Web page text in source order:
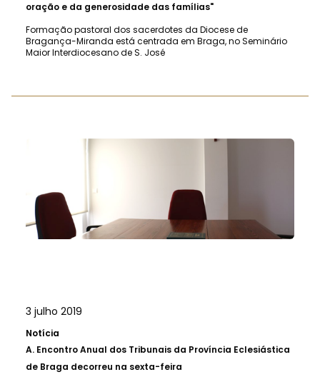
oração e da generosidade das famílias"
Formação pastoral dos sacerdotes da Diocese de
Bragança-Miranda está centrada em Braga, no Seminário
Maior Interdiocesano de S. José
3 julho 2019
Notícia
A. Encontro Anual dos Tribunais da Província Eclesiástica
de Braga decorreu na sexta-feira